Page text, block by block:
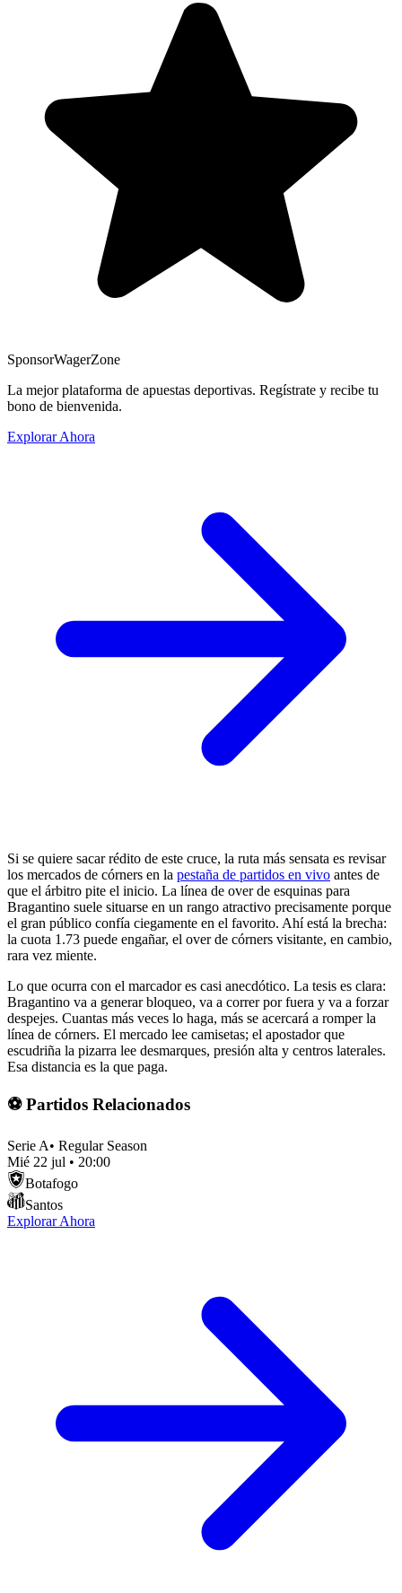
SponsorWagerZone
La mejor plataforma de apuestas deportivas. Regístrate y recibe tu
bono de bienvenida.
Explorar Ahora
Si se quiere sacar rédito de este cruce, la ruta más sensata es revisar
los mercados de córners en la pestaña de partidos en vivo antes de
que el árbitro pite el inicio. La línea de over de esquinas para
Bragantino suele situarse en un rango atractivo precisamente porque
el gran público confía ciegamente en el favorito. Ahí está la brecha:
la cuota 1.73 puede engañar, el over de córners visitante, en cambio,
rara vez miente.
Lo que ocurra con el marcador es casi anecdótico. La tesis es clara:
Bragantino va a generar bloqueo, va a correr por fuera y va a forzar
despejes. Cuantas más veces lo haga, más se acercará a romper la
línea de córners. El mercado lee camisetas; el apostador que
escudriña la pizarra lee desmarques, presión alta y centros laterales.
Esa distancia es la que paga.
⚽ Partidos Relacionados
Serie A• Regular Season
Mié 22 jul • 20:00
Botafogo
Santos
Explorar Ahora